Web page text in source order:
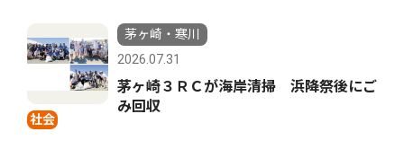
社会
茅ヶ崎・寒川
2026.07.31
茅ヶ崎３ＲＣが海岸清掃 浜降祭後にご
み回収